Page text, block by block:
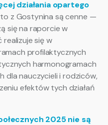
działania opartego
z Gostynina są cenne —
się na raporcie w
się w
profilaktycznych
harmonogramach
dla nauczycieli i rodziców,
efektów tych działań
2025 nie są